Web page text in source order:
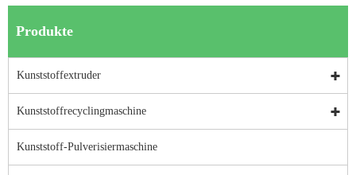
Produkte
Kunststoffextruder
Kunststoffrecyclingmaschine
Kunststoff-Pulverisiermaschine